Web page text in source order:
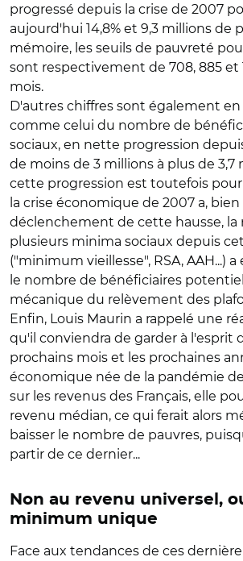
progressé depuis la crise de 2007
aujourd'hui 14,8% et 9,3 millions de
mémoire, les seuils de pauvreté
sont respectivement de 708, 885 et
mois.
D'autres chiffres sont également en
comme celui du nombre de
sociaux, en nette progression
de moins de 3 millions à plus de 3,7
cette progression est toutefois pour
la crise économique de 2007 a,
déclenchement de cette hausse, la
plusieurs minima sociaux depuis
("minimum vieillesse", RSA, AAH...)
le nombre de bénéficiaires
mécanique du relèvement des
Enfin, Louis Maurin a rappelé une
qu'il conviendra de garder à l'esprit
prochains mois et les prochaines
économique née de la pandémie
sur les revenus des Français, elle
revenu médian, ce qui ferait alors
baisser le nombre de pauvres,
partir de ce dernier...
Non au revenu universel,
minimum unique
Face aux tendances de ces